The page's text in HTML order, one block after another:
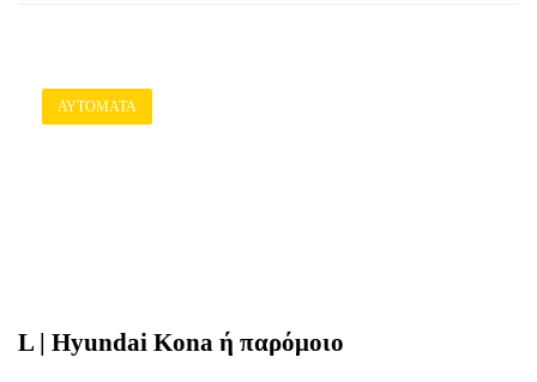
ΑΥΤΌΜΑΤΑ
L | Hyundai Kona ή παρόμοιο